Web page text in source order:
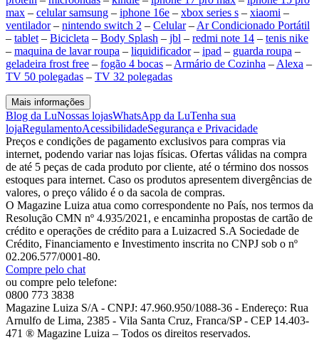
max – celular samsung – iphone 16e – xbox series s – xiaomi –
ventilador– nintendo switch 2 – Celular– Ar Condicionado Portátil
– tablet – Bicicleta – Body Splash – jbl – redmi note 14 – tenis nike
– maquina de lavar roupa – liquidificador– ipad – guarda roupa –
geladeira frost free – fogão 4 bocas – Armário de Cozinha – Alexa –
TV 50 polegadas – TV 32 polegadas
Mais informações
Blog da LuNossas lojasWhatsApp da LuTenha sua
lojaRegulamentoAcessibilidadeSegurança e Privacidade
Preços e condições de pagamento exclusivos para compras via
internet, podendo variar nas lojas físicas. Ofertas válidas na compra
de até 5 peças de cada produto por cliente, até o término dos nossos
estoques para internet. Caso os produtos apresentem divergências de
valores, o preço válido é o da sacola de compras.
O Magazine Luiza atua como correspondente no País, nos termos da
Resolução CMN nº 4.935/2021, e encaminha propostas de cartão de
crédito e operações de crédito para a Luizacred S.A Sociedade de
Crédito, Financiamento e Investimento inscrita no CNPJ sob o nº
02.206.577/0001-80.
Compre pelo chat
ou compre pelo telefone:
0800 773 3838
Magazine Luiza S/A - CNPJ: 47.960.950/1088-36 - Endereço: Rua
Arnulfo de Lima, 2385 - Vila Santa Cruz, Franca/SP - CEP 14.403-
471 ® Magazine Luiza – Todos os direitos reservados.